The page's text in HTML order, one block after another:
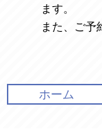
ます。
また、ご予
ホーム